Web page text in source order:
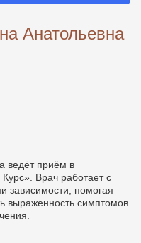
Анатольевна
ведёт приём в
Врач работает с
зависимости, помогая
выраженность симптомов